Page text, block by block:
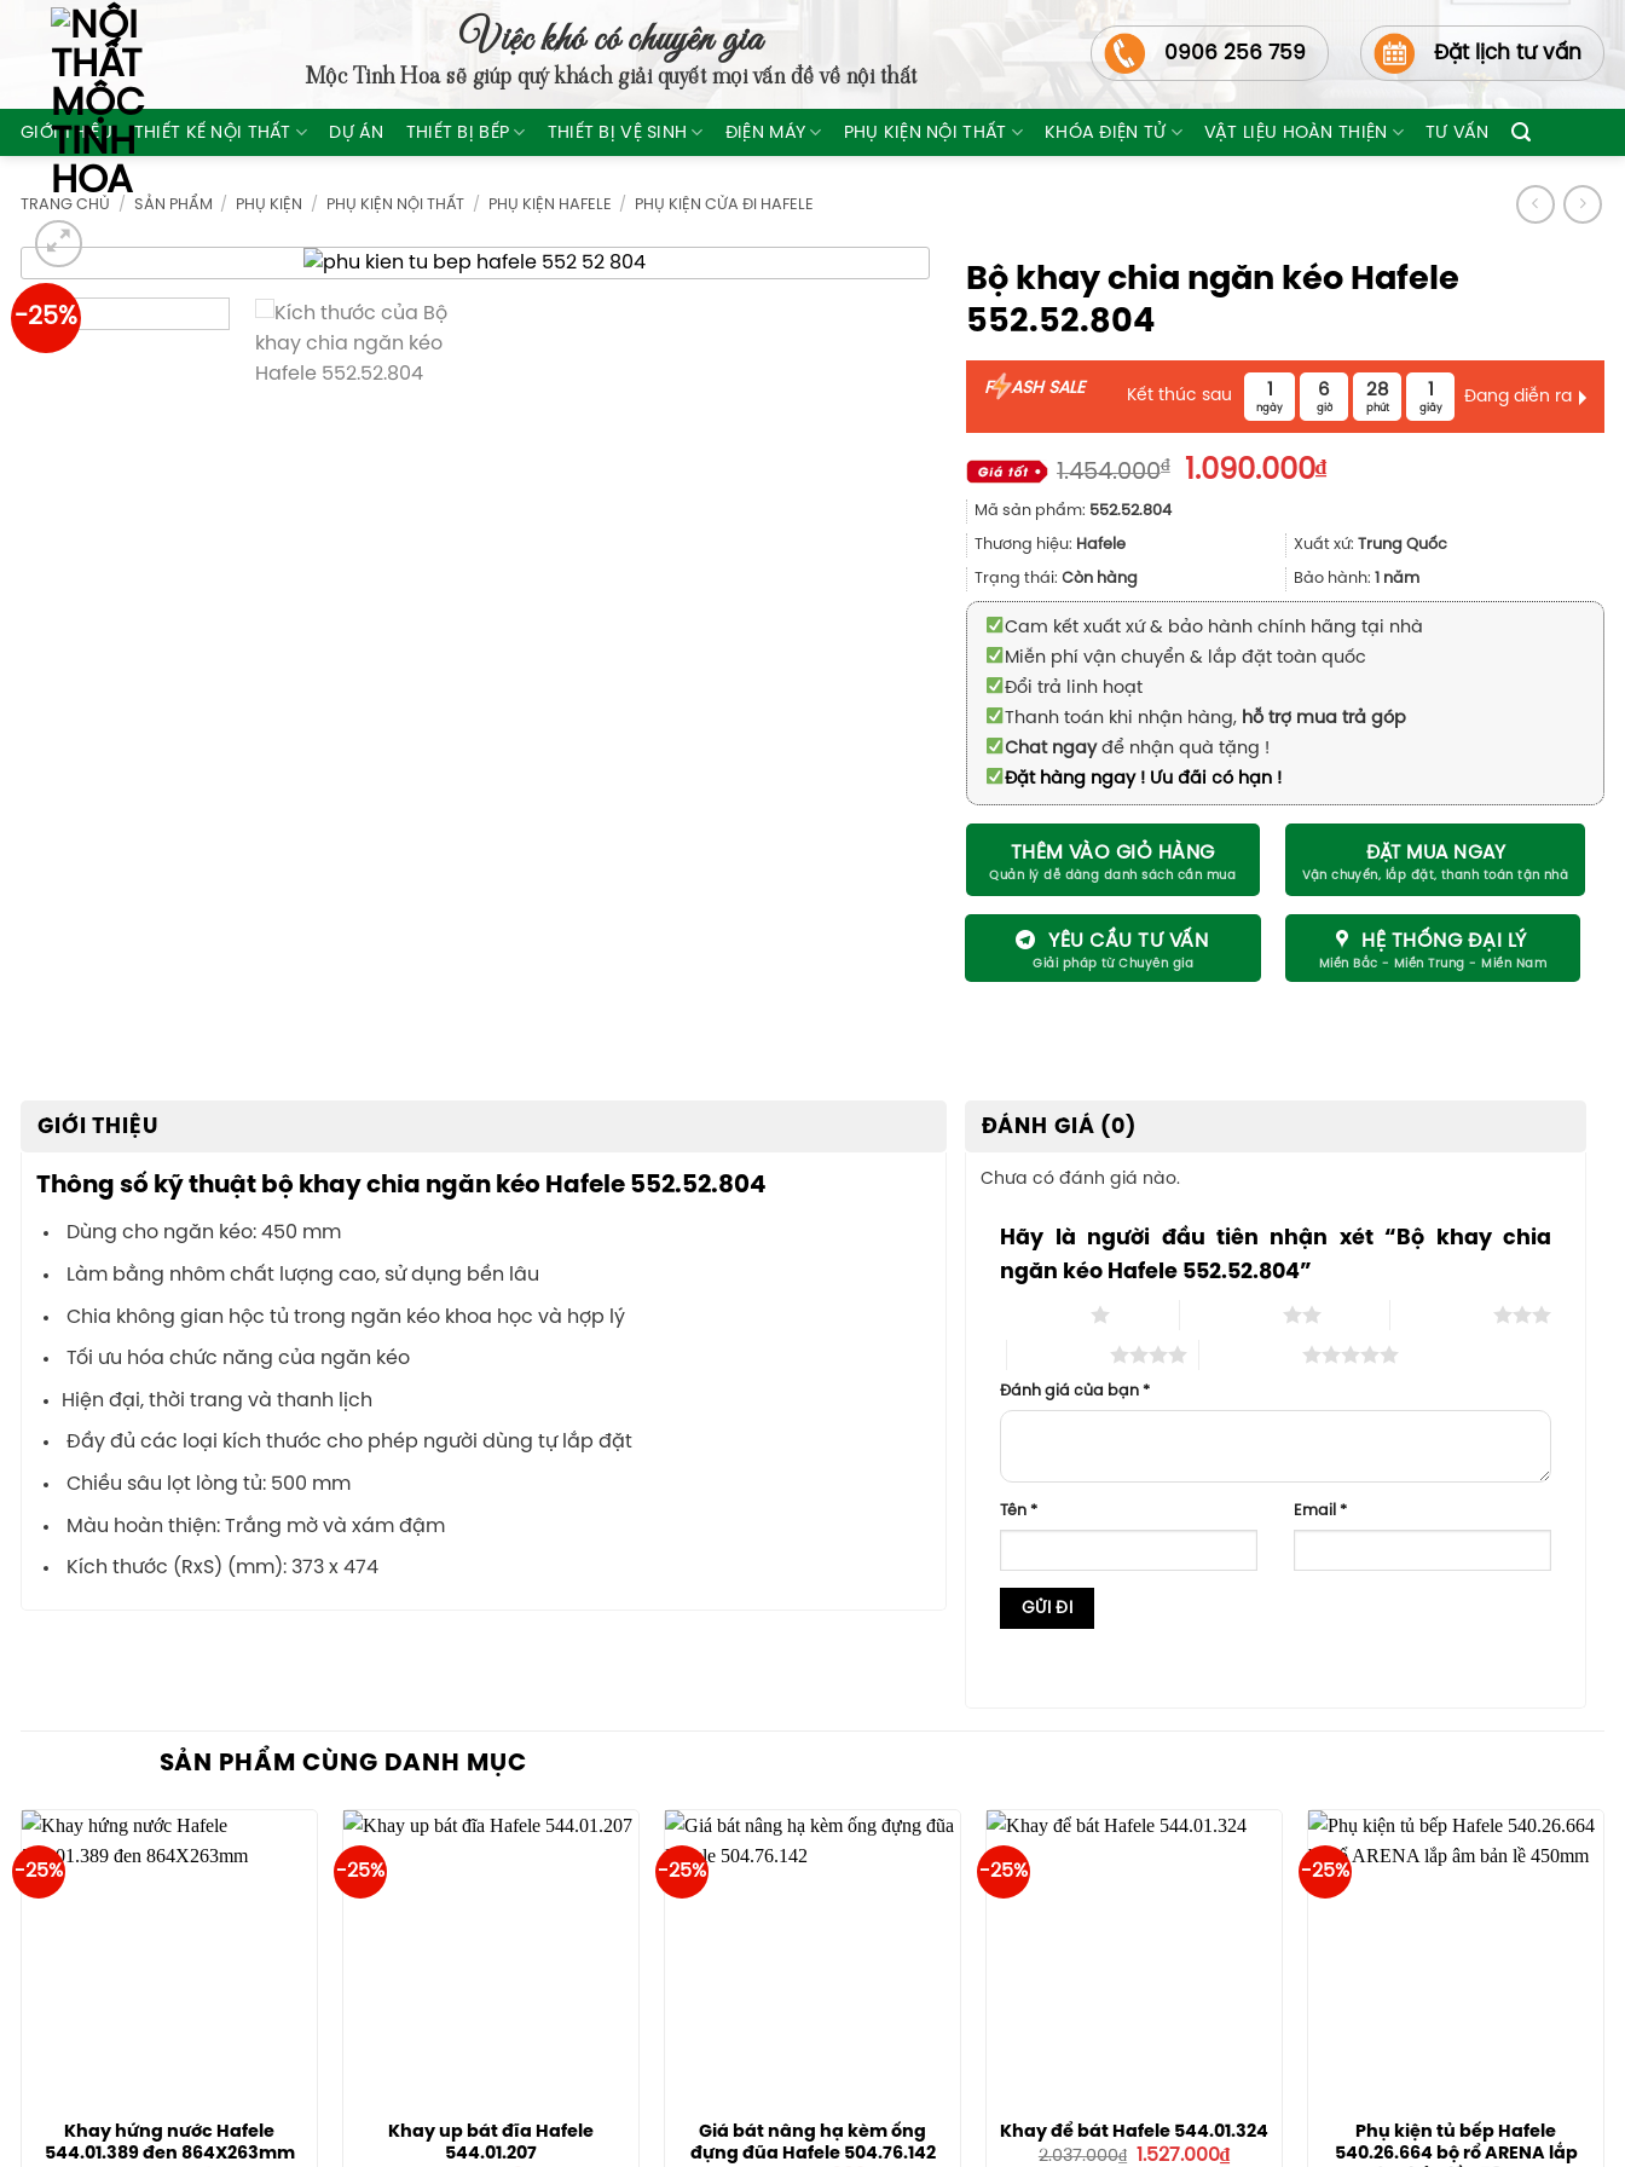
content
Việc khó có chuyên gia
Mộc Tinh Hoasẽ giúp quý khách giải quyết mọi vấn đề về nội thất
0906 256 759 Đặt lịch tư vấn
GIỚI THIỆU THIẾT KẾ NỘI THẤT DỰ ÁN THIẾT BỊ BẾP THIẾT BỊ VỆ SINH ĐIỆN MÁY PHỤ KIỆN NỘI THẤT KHÓA ĐIỆN TỬ VẬT LIỆU HOÀN THIỆN TƯ VẤN
TRANG CHỦ / SẢN PHẨM / PHỤ KIỆN / PHỤ KIỆN NỘI THẤT / PHỤ KIỆN HAFELE / PHỤ KIỆN CỬA ĐI HAFELE
-25%
Bộ khay chia ngăn kéo Hafele
552.52.804
F ASH SALE Kết thúc sau 1
ngày
6
giờ
27
phút
59
giây
Đang diễn ra
1.454.000₫
Giá
1.454.000₫.
1.090.000₫Giá
là:
1.090.000₫.
Mã sản phẩm: 552.52.804
Thương hiệu: Hafele Xuất xứ: Trung Quốc
Trạng thái: Còn hàng Bảo hành: 1 năm
Cam kết xuất xứ & bảo hành chính hãng tại nhà
Miễn phí vận chuyển & lắp đặt toàn quốc
Đổi trả linh hoạt
Thanh toán khi nhận hàng, hỗ trợ mua trả góp
Chat ngayđể nhận quà tặng !
Đặt hàng ngay ! Ưu đãi có hạn !
THÊM VÀO GIỎ HÀNG ĐẶT MUA NGAY
YÊU CẦU TƯ VẤN HỆ THỐNG ĐẠI LÝ
GIỚI THIỆU
Thông số kỹ thuật bộ khay chia ngăn kéo Hafele 552.52.804
Dùng cho ngăn kéo: 450 mm
Làm bằng nhôm chất lượng cao, sử dụng bền lâu
Chia không gian hộc tủ trong ngăn kéo khoa học và hợp lý
Tối ưu hóa chức năng của ngăn kéo
Hiện đại, thời trang và thanh lịch
Đầy đủ các loại kích thước cho phép người dùng tự lắp đặt
Chiều sâu lọt lòng tủ: 500 mm
Màu hoàn thiện: Trắng mờ và xám đậm
Kích thước (RxS) (mm): 373 x 474
ĐÁNH GIÁ (0)
Chưa có đánh giá nào.
Hãy là người đầu tiên nhận xét “Bộ khay chia
ngăn kéo Hafele 552.52.804”
Đánh giá của bạn*
Tên* Email*
SẢN PHẨM CÙNG DANH MỤC
-25%
Khay hứng nước Hafele
544.01.389 đen 864X263mm
-25%
Khay up bát đĩa Hafele
544.01.207
-25%
Giá bát nâng hạ kèm ống
đựng đũa Hafele 504.76.142
-25%
Khay để bát Hafele 544.01.324
2.037.000₫ Giá
1.527.000₫Giá
-25%
Phụ kiện tủ bếp Hafele
540.26.664 bộ rổ ARENA lắp